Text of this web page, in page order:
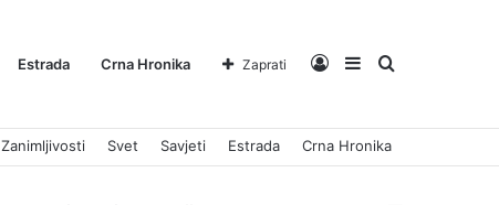
Estrada Crna Hronika Pretraga
Sidebar
Log
Zaprati
Zanimljivosti Svet Savjeti Estrada Crna Hronika